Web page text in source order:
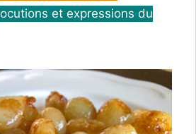
et expressions du